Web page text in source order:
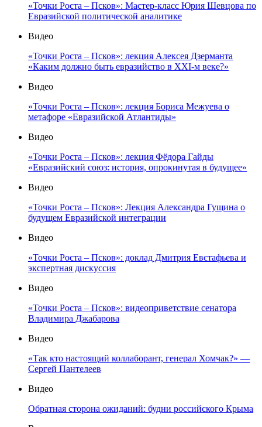
«Точки Роста – Псков»: Мастер-класс Юрия Шевцова по
Евразийской политической аналитике
Видео
«Точки Роста – Псков»: лекция Алексея Дзерманта
«Каким должно быть евразийство в XXI-м веке?»
Видео
«Точки Роста – Псков»: лекция Бориса Межуева о
метафоре «Евразийской Атлантиды»
Видео
«Точки Роста – Псков»: лекция Фёдора Гайды
«Евразийский союз: история, опрокинутая в будущее»
Видео
«Точки Роста – Псков»: Лекция Александра Гущина о
будущем Евразийской интеграции
Видео
«Точки Роста – Псков»: доклад Дмитрия Евстафьева и
экспертная дискуссия
Видео
«Точки Роста – Псков»: видеоприветствие сенатора
Владимира Джабарова
Видео
«Так кто настоящий коллаборант, генерал Хомчак?» —
Сергей Пантелеев
Видео
Обратная сторона ожиданий: будни российского Крыма